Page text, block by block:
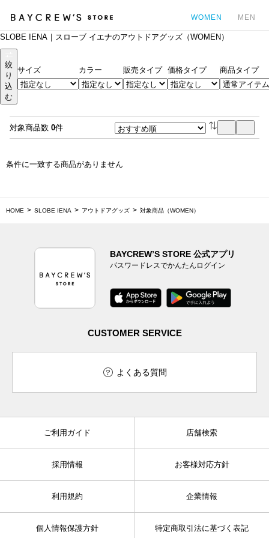
WOMEN MEN
SLOBE IENA｜スローブ イエナのアウトドアグッズ（WOMEN）
絞
り
込
む
サイズ カラー 販売タイプ 価格タイプ 商品タイプ
対象商品数 0件
条件に一致する商品がありません
HOME SLOBE IENA アウトドアグッズ 対象商品（WOMEN）
BAYCREW’S STORE 公式アプリ
パスワードレスでかんたんログイン
CUSTOMER SERVICE
よくある質問
ご利用ガイド 店舗検索
採用情報 お客様対応方針
利用規約 企業情報
個人情報保護方針 特定商取引法に基づく表記